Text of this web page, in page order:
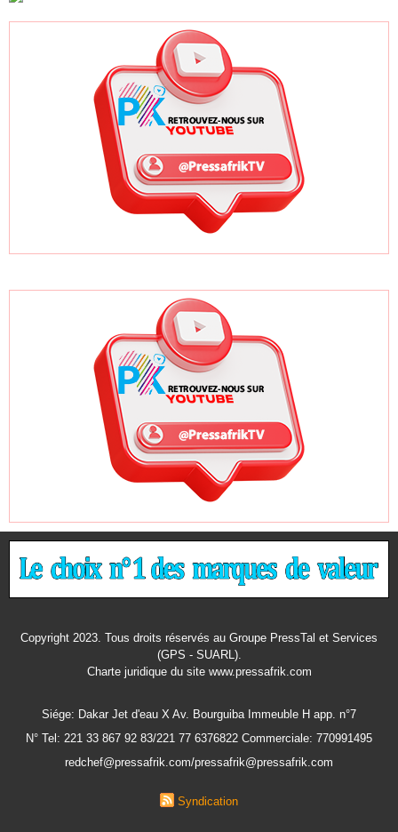
ODD
Copyright 2023. Tous droits réservés au Groupe PressTal et Services
(GPS - SUARL).
Charte juridiquedu site www.pressafrik.com
Siége: Dakar Jet d'eau X Av. Bourguiba Immeuble H app. n°7
N° Tel: 221 33 867 92 83/221 77 6376822 Commerciale: 770991495
redchef@pressafrik.com/pressafrik@pressafrik.com
Syndication